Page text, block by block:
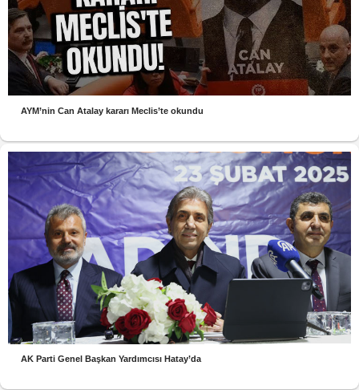
AYM’nin Can Atalay kararı Meclis’te okundu
AK Parti Genel Başkan Yardımcısı Hatay’da